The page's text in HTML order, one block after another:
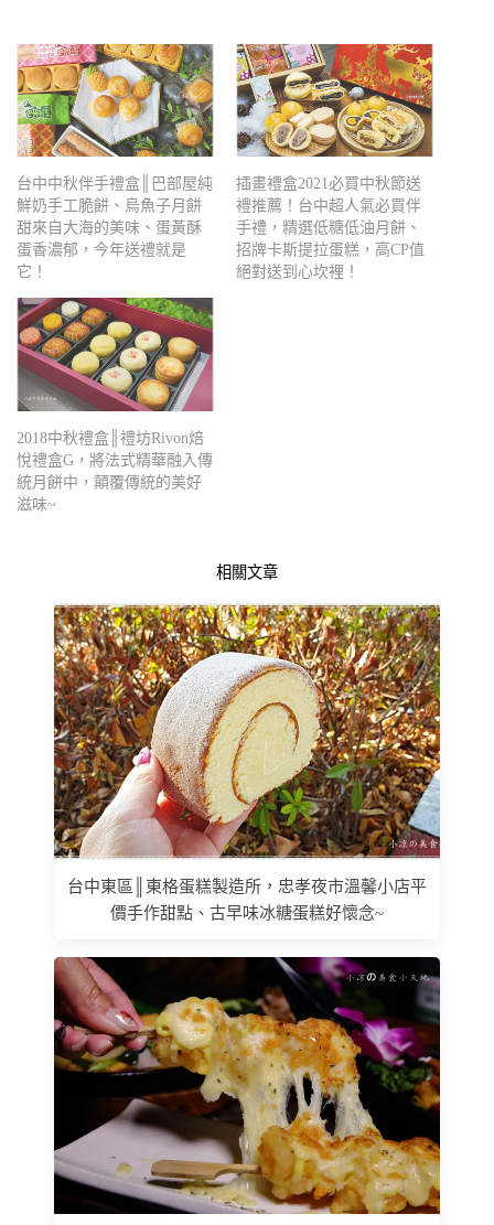
台中中秋伴手禮盒║巴部屋純
鮮奶手工脆餅、烏魚子月餅
甜來自大海的美味、蛋黃酥
蛋香濃郁，今年送禮就是
它！
插畫禮盒2021必買中秋節送
禮推薦！台中超人氣必買伴
手禮，精選低糖低油月餅、
招牌卡斯提拉蛋糕，高CP值
絕對送到心坎裡！
2018中秋禮盒║禮坊Rivon焙
悅禮盒G，將法式精華融入傳
統月餅中，顛覆傳統的美好
滋味~
相關文章
台中東區║東格蛋糕製造所，忠孝夜市溫馨小店平
價手作甜點、古早味冰糖蛋糕好懷念~